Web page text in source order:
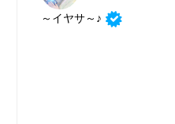
～イヤサ～♪